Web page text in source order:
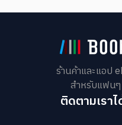
ร้านค้าและแอป
สำหรับแฟนๆ
ติดตามเรา